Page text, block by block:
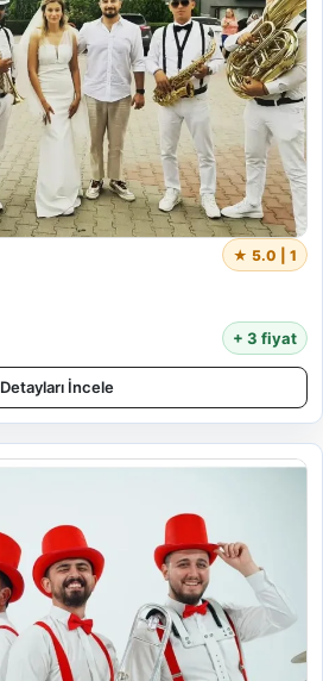
★ 5.0 | 1
+ 3 fiyat
Detayları İncele